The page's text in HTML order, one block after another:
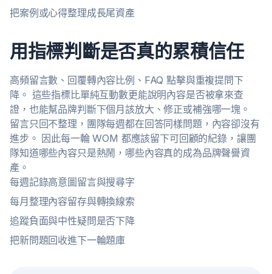
把案例或心得整理成長尾資產
用指標判斷是否真的累積信任
高頻留言數、回覆轉內容比例、FAQ 點擊與重複提問下
降。 這些指標比單純互動數更能說明內容是否被拿來查
證，也能幫品牌判斷下個月該放大、修正或補強哪一塊。
留言只回不整理，團隊每週都在回答同樣問題，內容卻沒有
進步。 因此每一輪 WOM 都應該留下可回顧的紀錄，讓團
隊知道哪些內容只是熱鬧，哪些內容真的成為品牌聲譽資
產。
每週記錄高意圖留言與搜尋字
每月整理內容留存與轉換線索
追蹤負面與中性疑問是否下降
把新問題回收進下一輪題庫